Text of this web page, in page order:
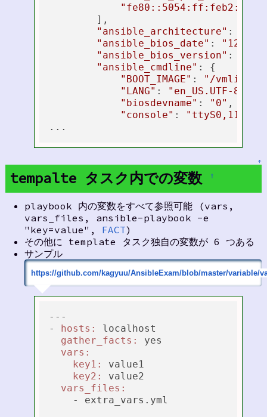
        ],
"ansible_architecture" :
"ansible_bios_date" :
"12/01/
"ansible_bios_version" :
"ansible_cmdline" : {
"BOOT_IMAGE" :
"/vmlinuz-
"LANG" : "en_US.UTF-8"
"biosdevname" : "0" ,
"console" :
↑
tempalte タスク内での変数 †
playbook 内の変数をすべて参照可能 (vars,
vars_files, ansible-playbook -e
"key=value", FACT)
その他に template タスク独自の変数が 6 つある
サンプル
https://github.com/kagyuu/AnsibleExam/blob/master/variable/
---
- hosts:
localhost
gather_facts:
yes
vars:
key1:
value1
key2:
value2
vars_files:
    - extra_vars.yml